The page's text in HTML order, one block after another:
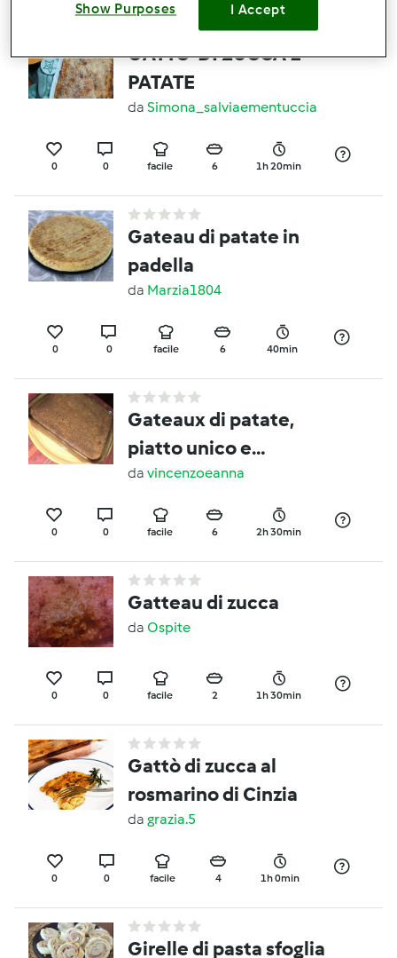
GATTO' DI ZUCCA E
PATATE
da Simona_salviaementuccia
0 0 facile 6 1h 20min
Gateau di patate in
padella
da Marzia1804
0 0 facile 6 40min
Gateaux di patate,
piatto unico e
completo
da vincenzoeanna
0 0 facile 6 2h 30min
Gatteau di zucca
da Ospite
0 0 facile 2 1h 30min
Gattò di zucca al
rosmarino di Cinzia
da grazia.5
0 0 facile 4 1h 0min
Girelle di pasta sfoglia
Show Purposes I Accept